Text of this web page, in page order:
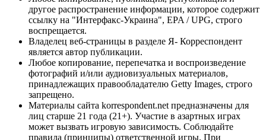
другое распространение информации, которое содержит
ссылку на "Интерфакс-Украина", EPA / UPG, строго
воспрещается.
Владелец веб-страницы в разделе Я- Корреспондент
является автор публикации.
Любое копирование, перепечатка и воспроизведение
фотографий и/или аудиовизуальных материалов,
принадлежащих правообладателю Getty Images, строго
запрещено.
Материалы сайта korrespondent.net предназначены для
лиц старше 21 года (21+). Участие в азартных играх
может вызвать игровую зависимость. Соблюдайте
правила (принципы) ответственной игры. При